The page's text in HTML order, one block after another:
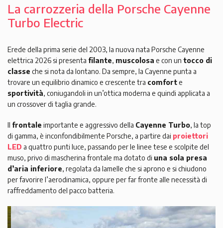
La carrozzeria della Porsche Cayenne
Turbo Electric
Erede della prima serie del 2003, la nuova nata Porsche Cayenne
elettrica 2026 si presenta filante, muscolosa e con un tocco di
classe che si nota da lontano. Da sempre, la Cayenne punta a
trovare un equilibrio dinamico e crescente tra comforte
sportività, coniugandoli in un’ottica moderna e quindi applicata a
un crossover di taglia grande.
Il frontale importante e aggressivo della Cayenne Turbo, la top
di gamma, è inconfondibilmente Porsche, a partire dai proiettori
LED a quattro punti luce, passando per le linee tese e scolpite del
muso, privo di mascherina frontale ma dotato di una sola presa
d’aria inferiore, regolata da lamelle che si aprono e si chiudono
per favorire l’aerodinamica, oppure per far fronte alle necessità di
raffreddamento del pacco batteria.